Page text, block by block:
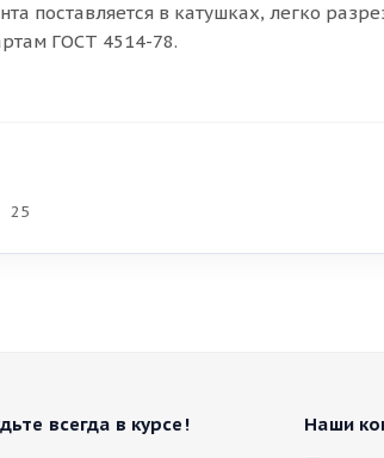
поставляется в катушках, легко
ГОСТ 4514-78.
25
всегда в курсе! Наши